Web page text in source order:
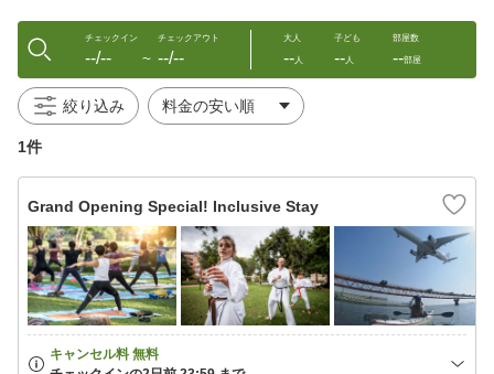
チェックイン
--/-- 〜
チェックアウト
--/--
大人
--人
子ども
--人
部屋数
--部屋
絞り込み
1件
Grand Opening Special! Inclusive Stay